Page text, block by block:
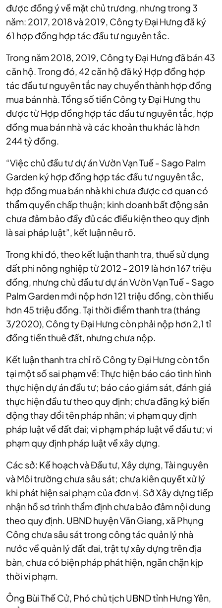
được đồng ý về mặt chủ trương, nhưng trong 3
năm: 2017, 2018 và 2019, Công ty Đại Hưng đã ký
61 hợp đồng hợp tác đầu tư nguyên tắc.
Trong năm 2018, 2019, Công ty Đại Hưng đã bán 43
căn hộ. Trong đó, 42 căn hộ đã ký Hợp đồng hợp
tác đầu tư nguyên tắc nay chuyển thành hợp đồng
mua bán nhà. Tổng số tiền Công ty Đại Hưng thu
được từ Hợp đồng hợp tác đầu tư nguyên tắc, hợp
đồng mua bán nhà và các khoản thu khác là hơn
244 tỷ đồng.
“Việc chủ đầu tư dự án Vườn Vạn Tuế - Sago Palm
Garden ký hợp đồng hợp tác đầu tư nguyên tắc,
hợp đồng mua bán nhà khi chưa được cơ quan có
thẩm quyền chấp thuận; kinh doanh bất động sản
chưa đảm bảo đầy đủ các điều kiện theo quy định
là sai pháp luật”, kết luận nêu rõ.
Trong khi đó, theo kết luận thanh tra, thuế sử dụng
đất phi nông nghiệp từ 2012 - 2019 là hơn 167 triệu
đồng, nhưng chủ đầu tư dự án Vườn Vạn Tuế - Sago
Palm Garden mới nộp hơn 121 triệu đồng, còn thiếu
hơn 45 triệu đồng. Tại thời điểm thanh tra (tháng
3/2020), Công ty Đại Hưng còn phải nộp hơn 2,1 tỉ
đồng tiền thuê đất, nhưng chưa nộp.
Kết luận thanh tra chỉ rõ Công ty Đại Hưng còn tồn
tại một số sai phạm về: Thực hiện báo cáo tình hình
thực hiện dự án đầu tư; báo cáo giám sát, đánh giá
thực hiện đầu tư theo quy định; chưa đăng ký biến
động thay đổi tên pháp nhân; vi phạm quy định
pháp luật về đất đai; vi phạm pháp luật về đầu tư; vi
phạm quy định pháp luật về xây dựng.
Các sở: Kế hoạch và Đầu tư, Xây dựng, Tài nguyên
và Môi trường chưa sâu sát; chưa kiên quyết xử lý
khi phát hiện sai phạm của đơn vị. Sở Xây dựng tiếp
nhận hồ sơ trình thẩm định chưa bảo đảm nội dung
theo quy định. UBND huyện Văn Giang, xã Phụng
Công chưa sâu sát trong công tác quản lý nhà
nước về quản lý đất đai, trật tự xây dựng trên địa
bàn, chưa có biện pháp phát hiện, ngăn chặn kịp
thời vi phạm.
Ông Bùi Thế Cử, Phó chủ tịch UBND tỉnh Hưng Yên,